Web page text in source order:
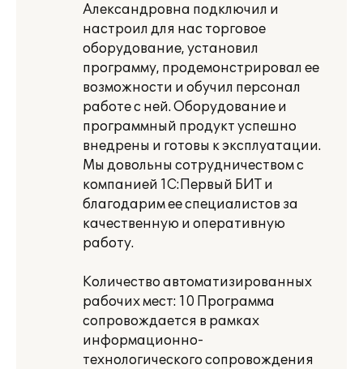
Александровна подключил и
настроил для нас торговое
оборудование, установил
программу, продемонстрировал ее
возможности и обучил персонал
работе с ней. Оборудование и
программный продукт успешно
внедрены и готовы к эксплуатации.
Мы довольны сотрудничеством с
компанией 1С:Первый БИТ и
благодарим ее специалистов за
качественную и оперативную
работу.
Количество автоматизированных
рабочих мест: 10 Программа
сопровождается в рамках
информационно-
технологического сопровождения